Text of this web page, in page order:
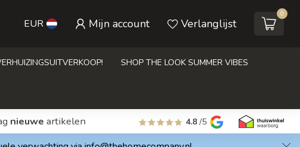
EUR Mijn account Verlanglijst
0
SHOP THE LOOK SUMMER VIBES
nieuwe artikelen 4.8 /5